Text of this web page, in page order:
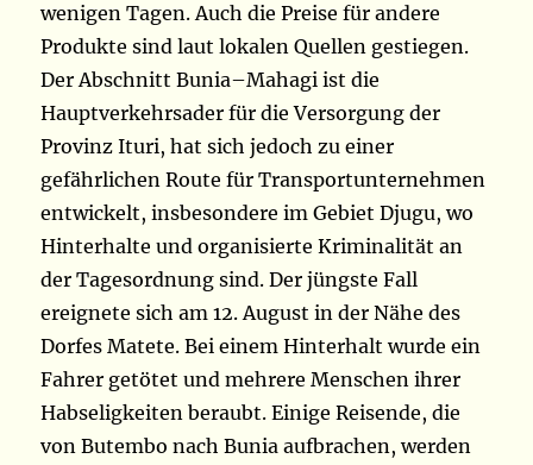
wenigen Tagen. Auch die Preise für andere
Produkte sind laut lokalen Quellen gestiegen.
Der Abschnitt Bunia–Mahagi ist die
Hauptverkehrsader für die Versorgung der
Provinz Ituri, hat sich jedoch zu einer
gefährlichen Route für Transportunternehmen
entwickelt, insbesondere im Gebiet Djugu, wo
Hinterhalte und organisierte Kriminalität an
der Tagesordnung sind. Der jüngste Fall
ereignete sich am 12. August in der Nähe des
Dorfes Matete. Bei einem Hinterhalt wurde ein
Fahrer getötet und mehrere Menschen ihrer
Habseligkeiten beraubt. Einige Reisende, die
von Butembo nach Bunia aufbrachen, werden